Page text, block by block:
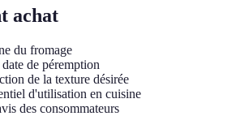
achat
du fromage
de péremption
de la texture désirée
d'utilisation en cuisine
des consommateurs